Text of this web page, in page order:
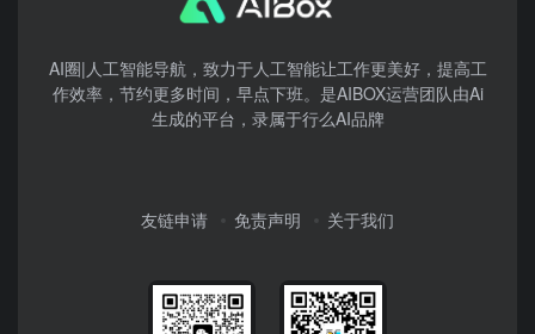
AI圈|人工智能导航，致力于人工智能让工作更美好，提高工
作效率，节约更多时间，早点下班。是AIBOX运营团队由Ai
生成的平台，录属于行么AI品牌
友链申请 免责声明 关于我们